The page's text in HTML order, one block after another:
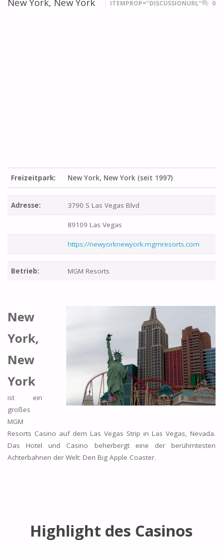
ITEMPROP="DISCUSSIONURL" 0
Freizeitpark: New York, New York (seit 1997)
Adresse: 3790 S Las Vegas Blvd
89109 Las Vegas
https://newyorknewyork.mgmresorts.com
Betrieb: MGM Resorts
New
York,
New
York
ist ein
großes
MGM
Resorts Casino auf dem Las Vegas Strip in Las Vegas, Nevada.
Das Hotel und Casino beherbergt eine der berühmtesten
Achterbahnen der Welt: Den Big Apple Coaster.
Highlight des Casinos